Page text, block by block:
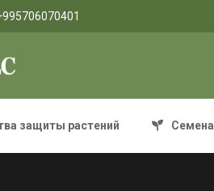
защиты растений Семена